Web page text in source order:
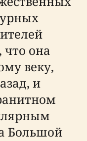
что она
веку,
и
Большой